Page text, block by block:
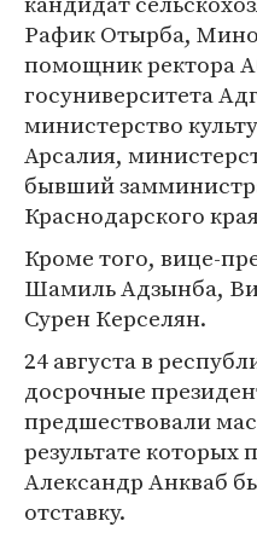
Рафик Отырба,
помощник ректора
госуниверситета
министерство
Арсалия,
бывший
Краснодарского
Кроме того, вице-
Шамиль Адзынба,
Сурен Керселян.
24 августа в
досрочные
предшествовали
результате которых
Александр Анкваб
отставку.